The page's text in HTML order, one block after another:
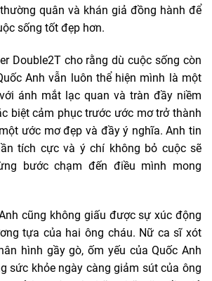
quân và khán giả đồng hành để
sống tốt đẹp hơn.
Double2T cho rằng dù cuộc sống còn
Anh vẫn luôn thể hiện mình là một
ánh mắt lạc quan và tràn đầy niềm
biệt cảm phục trước ước mơ trở thành
ước mơ đẹp và đầy ý nghĩa. Anh tin
tích cực và ý chí không bỏ cuộc sẽ
bước chạm đến điều mình mong
cũng không giấu được sự xúc động
tựa của hai ông cháu. Nữ ca sĩ xót
hình gầy gò, ốm yếu của Quốc Anh
sức khỏe ngày càng giảm sút của ông